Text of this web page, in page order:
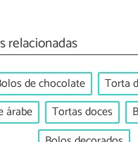
relacionadas
de chocolate
Torta
árabe
Tortas doces